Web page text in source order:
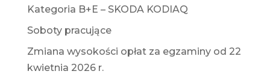
Kategoria B+E – SKODA KODIAQ
Soboty pracujące
Zmiana wysokości opłat za egzaminy od 22
kwietnia 2026 r.